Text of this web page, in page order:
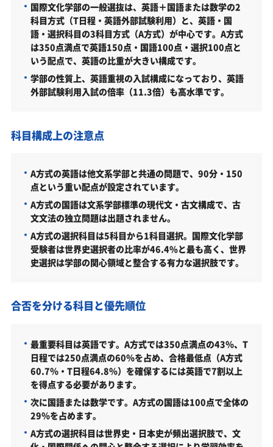
法政大学国際文化学部の入試日程
法政大学国際文化学部の受験情報
法政大学国際文化学部の入試方式
T日程入試（統一日程）（2026年度）
法政大学国際文化学部はどんなところ？
難易度（前年度の入試結果に基づく指標）
取得できる資格・主な卒業後の進路
法政大学国際文化学部の所在地
法政大学国際文化学部の周辺地図
る気をなくしている受験生へ
部に合格できる？
大学受験対策いつから始める？学年・時期別の勉強
のポイント
不登校・高卒認定者・通信制高校の法政大学国際文
化学部受験も対応可能
浪人生、社会人の方の法政大学国際文化学部合格に
国際文化学部の一般選抜は、英語＋国語または数学の2
科目方式（T日程・英語外部試験利用）と、英語・国
語・選択科目の3科目方式（A方式）が中心です。A方式
は350点満点で英語150点・国語100点・選択100点と
いう配点で、英語の比重が大きい構成です。
学部の性質上、英語重視の入試構成になっており、英語
外部試験利用入試の倍率（11.3倍）も高水準です。
科目構成上の注意点
A方式の英語は他文系学部と共通の問題で、90分・150
点という重い配点が設定されています。
A方式の国語は文系学部標準の現代文・古文構成で、古
文文法の独立問題は出題されません。
A方式の選択科目は5科目から1科目選択。国際文化学部
受験者は世界史選択者の比率が46.4%と最も高く、世界
史選択は学部の関心領域と整合する有力な選択肢です。
合否を分ける科目と優先順位
最重要科目は英語です。A方式では350点満点の43％、T
日程では250点満点の60％を占め、合格最低点（A方式
60.7％・T日程64.8％）を確保するには英語で7割以上
を得点する必要があります。
次に国語または数学です。A方式の国語は100点で全体の
29％を占めます。
A方式の選択科目は世界史・日本史が頻出選択肢で、文